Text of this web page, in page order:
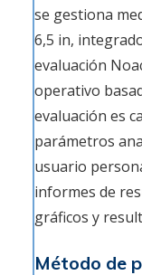
se gestiona
6,5 in,
evaluación
operativo
evaluación es
parámetros
usuario
informes de
gráficos y
Método de